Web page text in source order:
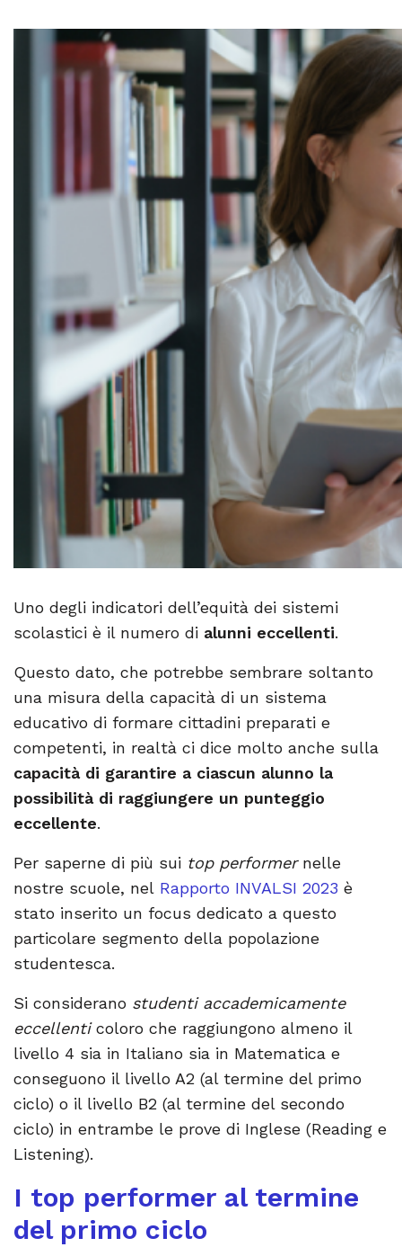
Uno degli indicatori dell’equità dei sistemi
scolastici è il numero di alunni eccellenti.
Questo dato, che potrebbe sembrare soltanto
una misura della capacità di un sistema
educativo di formare cittadini preparati e
competenti, in realtà ci dice molto anche sulla
capacità di garantire a ciascun alunno la
possibilità di raggiungere un punteggio
eccellente.
Per saperne di più sui top performernelle
nostre scuole, nel Rapporto INVALSI 2023 è
stato inserito un focus dedicato a questo
particolare segmento della popolazione
studentesca.
Si considerano studenti accademicamente
eccellenticoloro che raggiungono almeno il
livello 4 sia in Italiano sia in Matematica e
conseguono il livello A2 (al termine del primo
ciclo) o il livello B2 (al termine del secondo
ciclo) in entrambe le prove di Inglese (Reading e
Listening).
I top performer al termine
del primo ciclo